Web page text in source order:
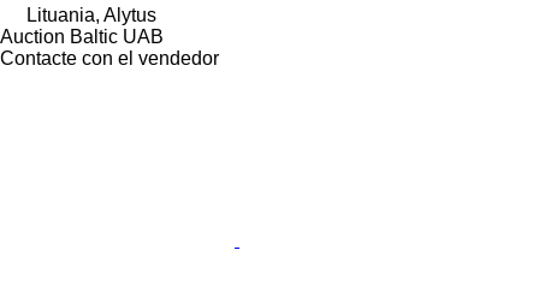
Lituania, Alytus
Auction Baltic UAB
Contacte con el vendedor